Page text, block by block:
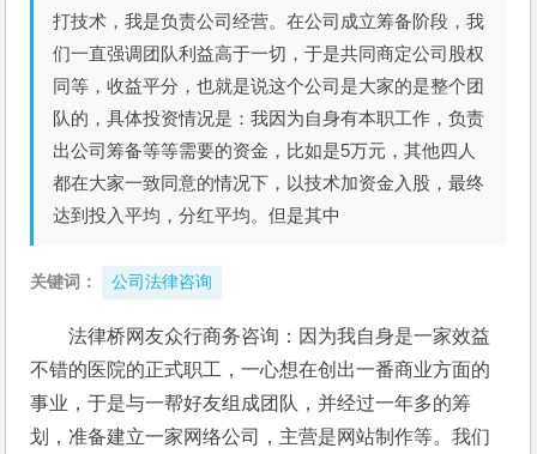
打技术，我是负责公司经营。在公司成立筹备阶段，我
们一直强调团队利益高于一切，于是共同商定公司股权
同等，收益平分，也就是说这个公司是大家的是整个团
队的，具体投资情况是：我因为自身有本职工作，负责
出公司筹备等等需要的资金，比如是5万元，其他四人
都在大家一致同意的情况下，以技术加资金入股，最终
达到投入平均，分红平均。但是其中
关键词： 公司法律咨询
法律桥网友众行商务咨询：因为我自身是一家效益
不错的医院的正式职工，一心想在创出一番商业方面的
事业，于是与一帮好友组成团队，并经过一年多的筹
划，准备建立一家网络公司，主营是网站制作等。我们